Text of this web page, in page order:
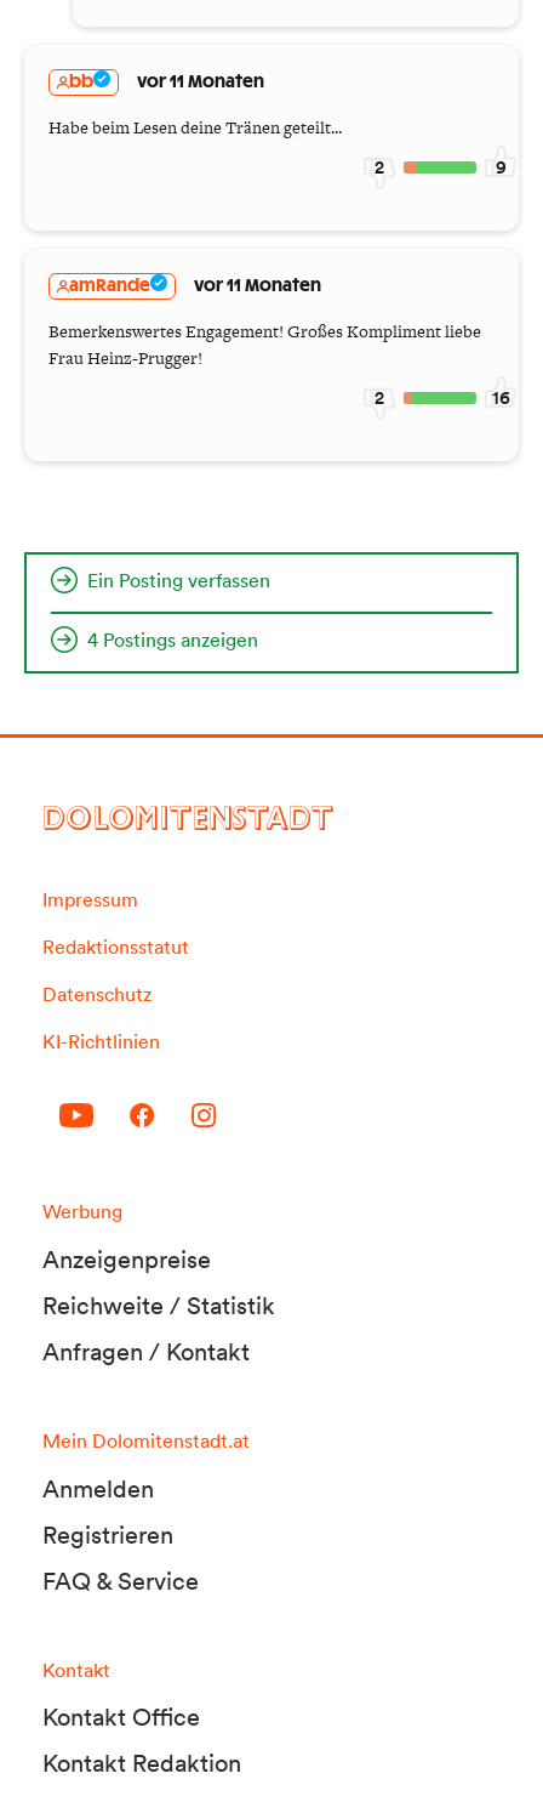
bb vor 11 Monaten
Habe beim Lesen deine Tränen geteilt...
2 9
amRande vor 11 Monaten
Bemerkenswertes Engagement! Großes Kompliment liebe
Frau Heinz-Prugger!
2 16
Ein Posting verfassen
4 Postings anzeigen
DOLOMITENSTADT
Impressum
Redaktionsstatut
Datenschutz
KI-Richtlinien
Werbung
Anzeigenpreise
Reichweite / Statistik
Anfragen / Kontakt
Mein Dolomitenstadt.at
Anmelden
Registrieren
FAQ & Service
Kontakt
Kontakt Office
Kontakt Redaktion